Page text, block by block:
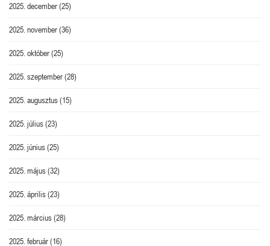
2025. december(25)
2025. november(36)
2025. október(25)
2025. szeptember(28)
2025. augusztus(15)
2025. július(23)
2025. június(25)
2025. május(32)
2025. április(23)
2025. március(28)
2025. február(16)